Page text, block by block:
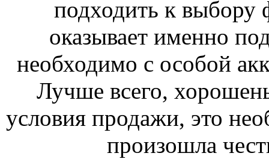
подходить к выбору
оказывает именно
необходимо с особой
Лучше всего,
условия продажи, это
произошла